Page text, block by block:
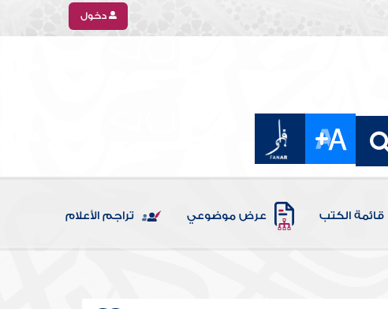
دخول
قائمة الكتب عرض موضوعي تراجم الأعلام